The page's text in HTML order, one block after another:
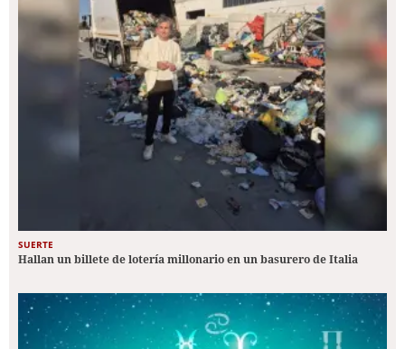
SUERTE
Hallan un billete de lotería millonario en un basurero de Italia